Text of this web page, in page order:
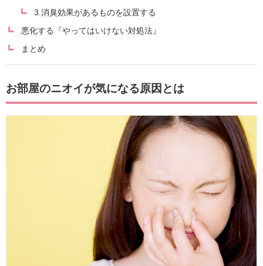
3.消臭効果があるものを設置する
悪化する『やってはいけない対処法』
まとめ
お部屋のニオイが気になる原因とは